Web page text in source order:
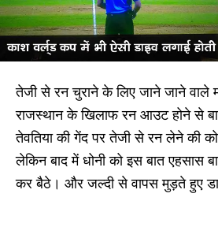
तेजी से रन चुराने के लिए जाने जाने वाले
राजस्थान के खिलाफ रन आउट होने से
तेवतिया की गेंद पर तेजी से रन लेने की
लेकिन बाद में धोनी को इस बात एहसास
कर बैठे। और जल्दी से वापस मुड़ते हुए